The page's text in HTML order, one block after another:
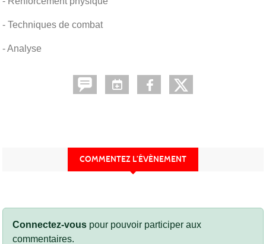
- Techniques de combat
- Analyse
COMMENTEZ L’ÉVÈNEMENT
Connectez-vous pour pouvoir participer aux
commentaires.